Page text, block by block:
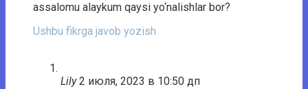
assalomu alaykum qaysi yo‘nalishlar bor?
Ushbu fikrga javob yozish
Lily 2 июля, 2023 в 10:50 дп